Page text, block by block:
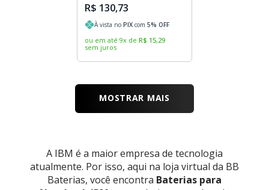
R$ 130,73
À vista noPIX com5% OFF
ou em até 9x de R$ 15,29
sem juros
MOSTRAR MAIS
A IBM é a maior empresa de tecnologia
atualmente. Por isso, aqui na loja virtual da BB
Baterias, você encontra Baterias para